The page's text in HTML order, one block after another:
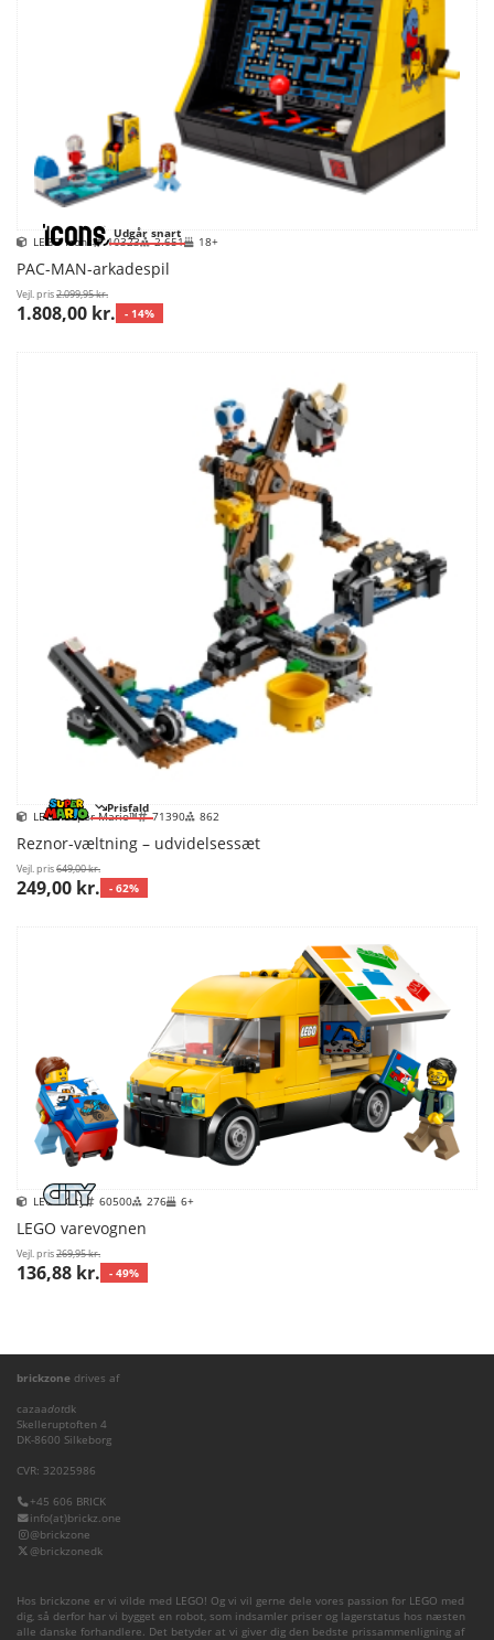
Udgår snart
LEGO Icons 10323 2.651 18+
PAC-MAN-arkadespil
Vejl. pris2.099,95 kr.
1.808,00 kr. - 14%
Prisfald
LEGO Super Mario™ 71390 862
Reznor-væltning – udvidelsessæt
Vejl. pris649,00 kr.
249,00 kr. - 62%
LEGO City 60500 276 6+
LEGO varevognen
Vejl. pris269,95 kr.
136,88 kr. - 49%
brickzone drives af
cazaadotdk
Skelleruptoften 4
DK-8600 Silkeborg
CVR: 32025986
+45 606 BRICK
info(at)brickz.one
@brickzone
@brickzonedk
Hos brickzone er vi vilde med LEGO! Og vi vil gerne dele vores passion for LEGO med
dig, så derfor har vi bygget en robot, som indsamler priser og lagerstatus hos næsten
alle danske forhandlere. Det betyder at vi giver dig den bedste prissammenligning af